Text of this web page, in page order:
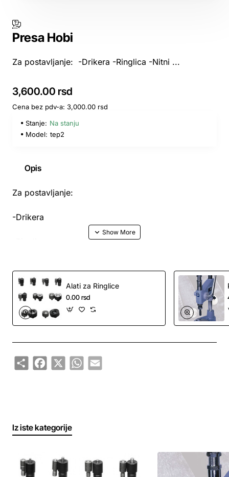
Presa Hobi
Za postavljanje: -Drikera -Ringlica -Nitni ...
3,600.00 rsd
Cena bez pdv-a: 3,000.00 rsd
Stanje: Na stanju
Model: tep2
Opis
Za postavljanje:
-Drikera
Alati za Ringlice
0.00 rsd
ShareFacebook
X WhatsApp
Email
Iz iste kategorije